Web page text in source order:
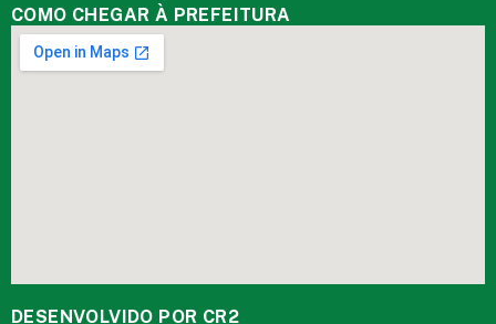
COMO CHEGAR À PREFEITURA
DESENVOLVIDO POR CR2